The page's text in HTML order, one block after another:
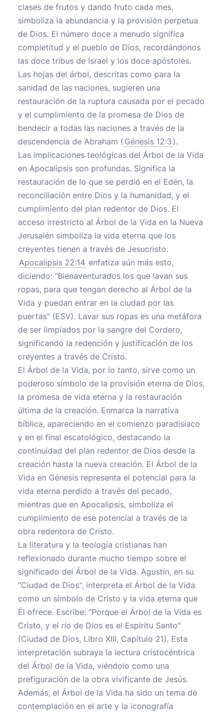
clases de frutos y dando fruto cada mes,
simboliza la abundancia y la provisión perpetua
de Dios. El número doce a menudo significa
completitud y el pueblo de Dios, recordándonos
las doce tribus de Israel y los doce apóstoles.
Las hojas del árbol, descritas como para la
sanidad de las naciones, sugieren una
restauración de la ruptura causada por el pecado
y el cumplimiento de la promesa de Dios de
bendecir a todas las naciones a través de la
descendencia de Abraham ( Génesis 12:3 ).
Las implicaciones teológicas del Árbol de la Vida
en Apocalipsis son profundas. Significa la
restauración de lo que se perdió en el Edén, la
reconciliación entre Dios y la humanidad, y el
cumplimiento del plan redentor de Dios. El
acceso irrestricto al Árbol de la Vida en la Nueva
Jerusalén simboliza la vida eterna que los
creyentes tienen a través de Jesucristo.
Apocalipsis 22:14 enfatiza aún más esto,
diciendo: "Bienaventurados los que lavan sus
ropas, para que tengan derecho al Árbol de la
Vida y puedan entrar en la ciudad por las
puertas" (ESV). Lavar sus ropas es una metáfora
de ser limpiados por la sangre del Cordero,
significando la redención y justificación de los
creyentes a través de Cristo.
El Árbol de la Vida, por lo tanto, sirve como un
poderoso símbolo de la provisión eterna de Dios,
la promesa de vida eterna y la restauración
última de la creación. Enmarca la narrativa
bíblica, apareciendo en el comienzo paradisíaco
y en el final escatológico, destacando la
continuidad del plan redentor de Dios desde la
creación hasta la nueva creación. El Árbol de la
Vida en Génesis representa el potencial para la
vida eterna perdido a través del pecado,
mientras que en Apocalipsis, simboliza el
cumplimiento de ese potencial a través de la
obra redentora de Cristo.
La literatura y la teología cristianas han
reflexionado durante mucho tiempo sobre el
significado del Árbol de la Vida. Agustín, en su
"Ciudad de Dios", interpreta el Árbol de la Vida
como un símbolo de Cristo y la vida eterna que
Él ofrece. Escribe: "Porque el Árbol de la Vida es
Cristo, y el río de Dios es el Espíritu Santo"
(Ciudad de Dios, Libro XIII, Capítulo 21). Esta
interpretación subraya la lectura cristocéntrica
del Árbol de la Vida, viéndolo como una
prefiguración de la obra vivificante de Jesús.
Además, el Árbol de la Vida ha sido un tema de
contemplación en el arte y la iconografía